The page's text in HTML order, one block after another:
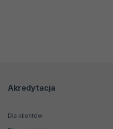
Menu
Menu
Akredytacja
Dla klientów